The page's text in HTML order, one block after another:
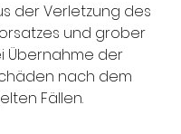
der Verletzung des
und grober
Übernahme der
nach dem
Fällen.